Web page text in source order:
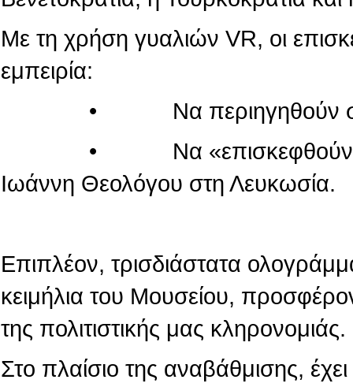
Με τη χρήση γυαλιών VR, οι
εμπειρία:
• Να περιηγηθούν στον
• Να «επισκεφθούν» τον
Ιωάννη Θεολόγου στη Λευκωσία.
Επιπλέον, τρισδιάστατα
κειμήλια του Μουσείου,
της πολιτιστικής μας κληρονομιάς.
Στο πλαίσιο της αναβάθμισης,